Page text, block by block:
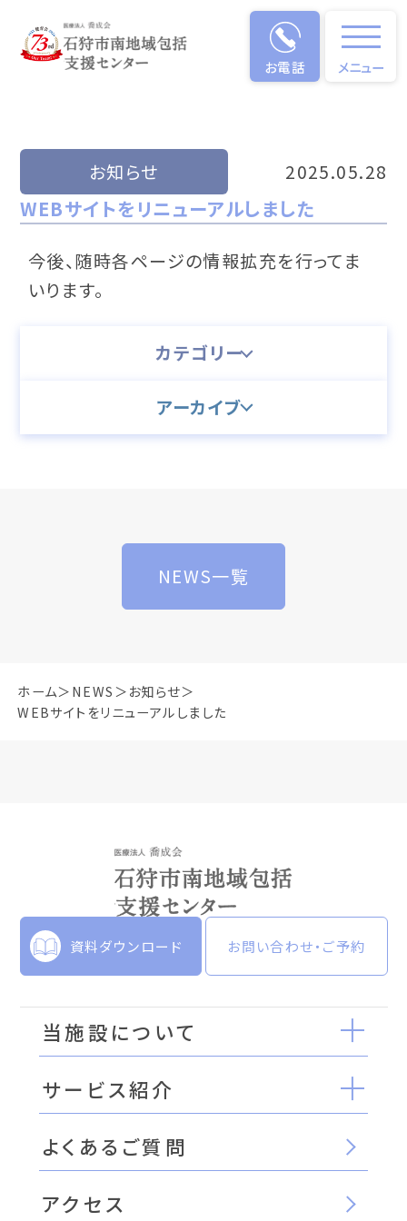
お電話 メニュー
NEWS
ホーム NEWS
お知らせ
WEBサイトをリニューアルしました
カテゴリー
アーカイブ
お知らせ 2025.05.28
WEBサイトをリニューアルしました
今後、随時各ページの情報拡充を行ってま
いります。
NEWS一覧
資料ダウンロード お問い合わせ・ご予約
当施設について
サービス紹介
よくあるご質問
アクセス